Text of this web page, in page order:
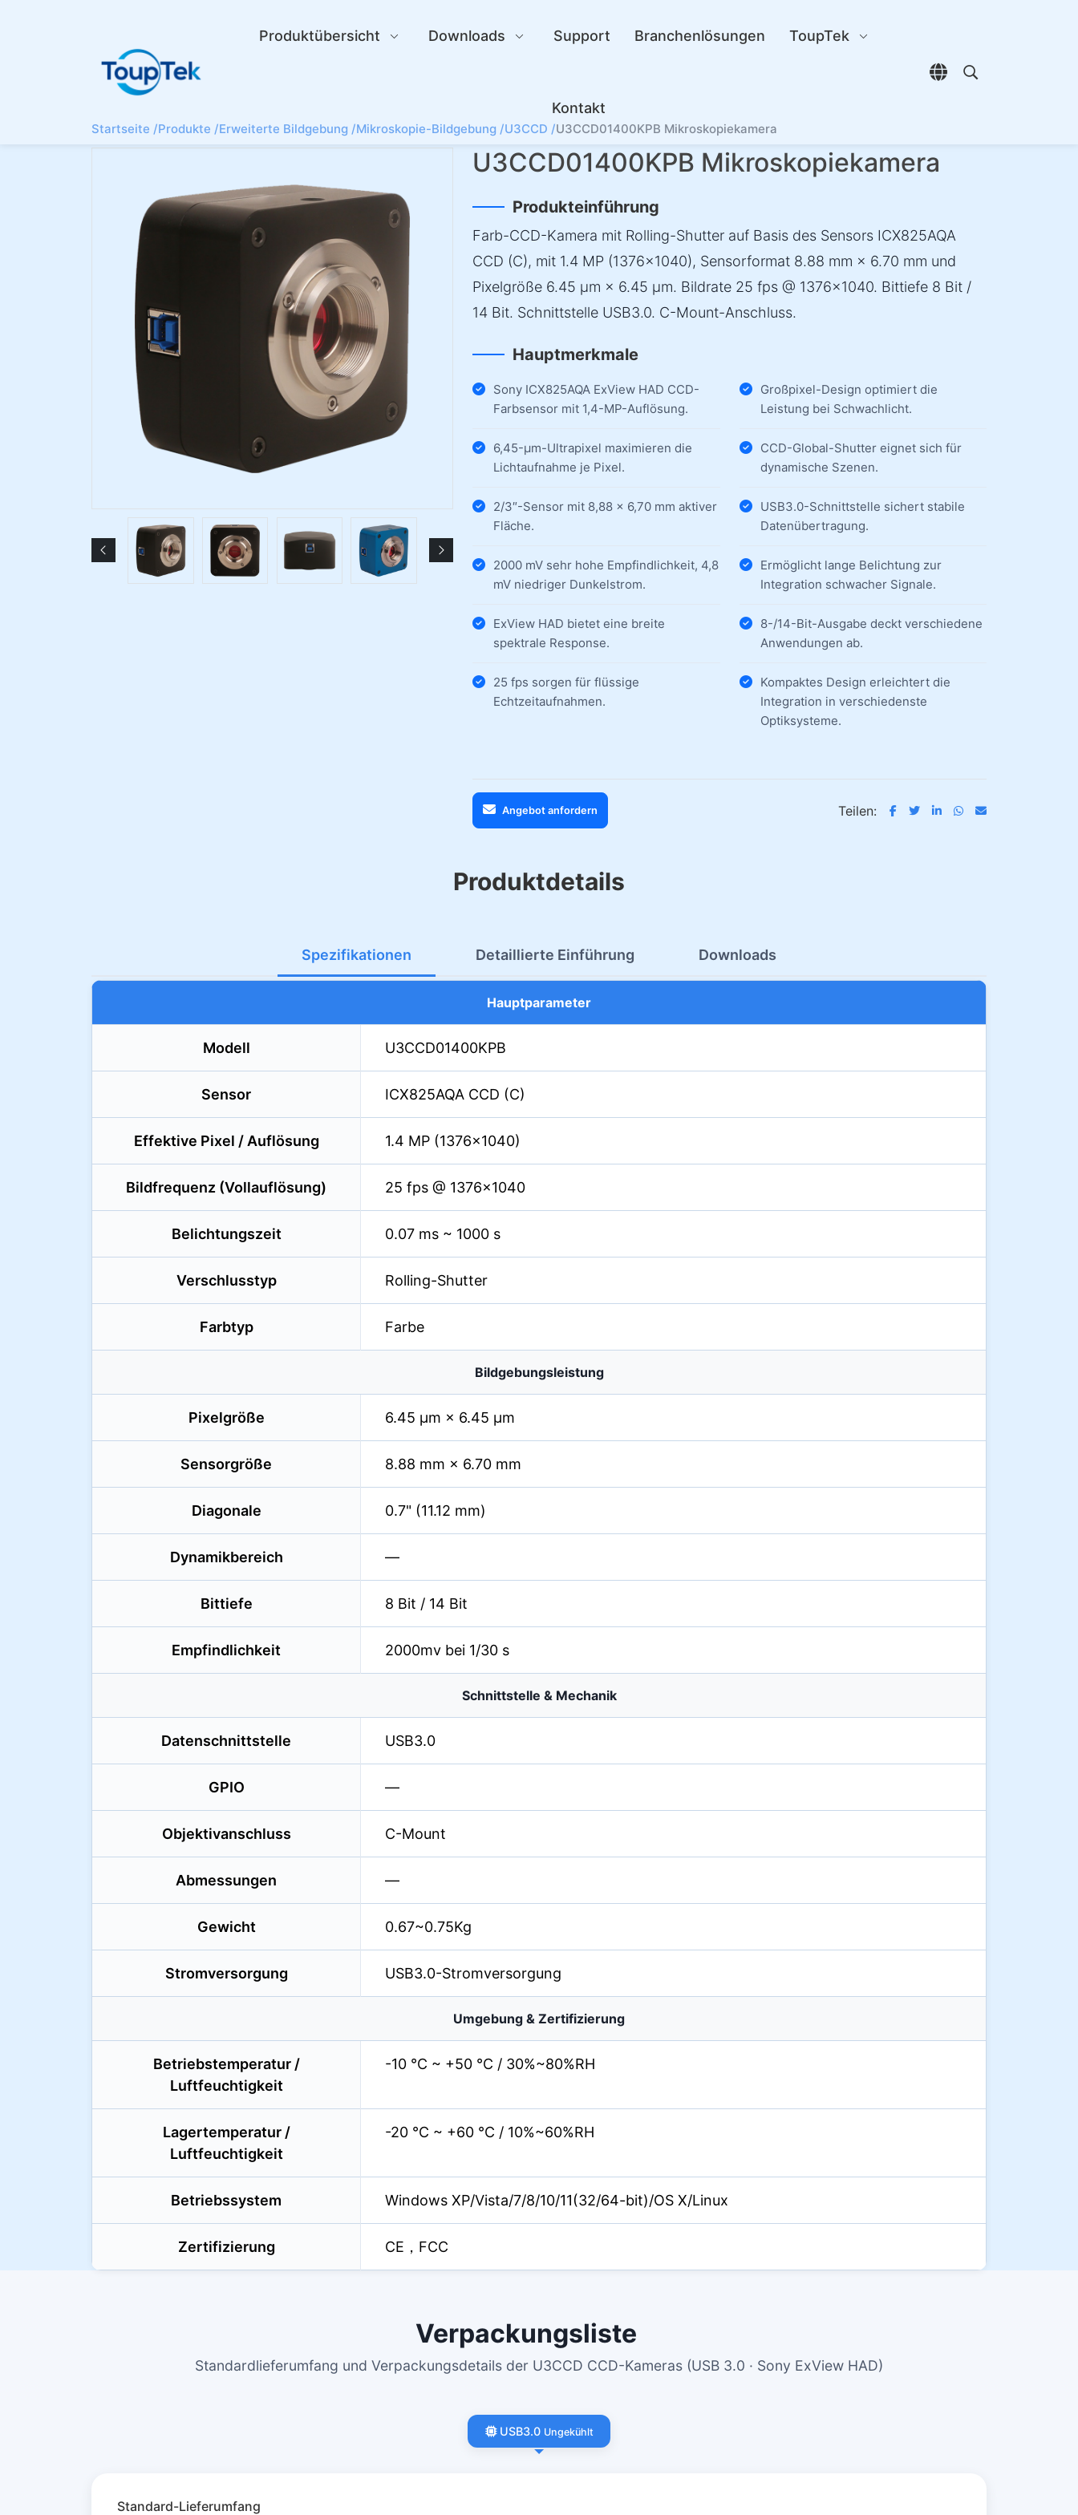
Produktübersicht Downloads Support Branchenlösungen ToupTek
Kontakt
Sprachauswahl
Open search
Startseite /Produkte /Erweiterte Bildgebung /Mikroskopie-Bildgebung /U3CCD /U3CCD01400KPB Mikroskopiekamera
U3CCD01400KPB Mikroskopiekamera
Produkteinführung
Farb-CCD-Kamera mit Rolling-Shutter auf Basis des Sensors ICX825AQA
CCD (C), mit 1.4 MP (1376×1040), Sensorformat 8.88 mm × 6.70 mm und
Pixelgröße 6.45 µm × 6.45 µm. Bildrate 25 fps @ 1376×1040. Bittiefe 8 Bit /
14 Bit. Schnittstelle USB3.0. C-Mount-Anschluss.
Hauptmerkmale
Sony ICX825AQA ExView HAD CCD-
Farbsensor mit 1,4-MP-Auflösung.
6,45-µm-Ultrapixel maximieren die
Lichtaufnahme je Pixel.
2/3″-Sensor mit 8,88 × 6,70 mm aktiver
Fläche.
2000 mV sehr hohe Empfindlichkeit, 4,8
mV niedriger Dunkelstrom.
ExView HAD bietet eine breite
spektrale Response.
25 fps sorgen für flüssige
Echtzeitaufnahmen.
Großpixel-Design optimiert die
Leistung bei Schwachlicht.
CCD-Global-Shutter eignet sich für
dynamische Szenen.
USB3.0-Schnittstelle sichert stabile
Datenübertragung.
Ermöglicht lange Belichtung zur
Integration schwacher Signale.
8-/14-Bit-Ausgabe deckt verschiedene
Anwendungen ab.
Kompaktes Design erleichtert die
Integration in verschiedenste
Optiksysteme.
Angebot anfordern Teilen:
Produktdetails
Spezifikationen Detaillierte Einführung Downloads
Hauptparameter
Modell U3CCD01400KPB
Sensor ICX825AQA CCD (C)
Effektive Pixel / Auflösung 1.4 MP (1376×1040)
Bildfrequenz (Vollauflösung) 25 fps @ 1376×1040
Belichtungszeit 0.07 ms ~ 1000 s
Verschlusstyp Rolling-Shutter
Farbtyp Farbe
Bildgebungsleistung
Pixelgröße 6.45 µm × 6.45 µm
Sensorgröße 8.88 mm × 6.70 mm
Diagonale 0.7" (11.12 mm)
Dynamikbereich —
Bittiefe 8 Bit / 14 Bit
Empfindlichkeit 2000mv bei 1/30 s
Schnittstelle & Mechanik
Datenschnittstelle USB3.0
GPIO —
Objektivanschluss C-Mount
Abmessungen —
Gewicht 0.67~0.75Kg
Stromversorgung USB3.0-Stromversorgung
Umgebung & Zertifizierung
Betriebstemperatur /
Luftfeuchtigkeit
-10 °C ~ +50 °C / 30%~80%RH
Lagertemperatur /
Luftfeuchtigkeit
-20 °C ~ +60 °C / 10%~60%RH
Betriebssystem Windows XP/Vista/7/8/10/11(32/64-bit)/OS X/Linux
Zertifizierung CE，FCC
Verpackungsliste
Standardlieferumfang und Verpackungsdetails der U3CCD CCD-Kameras (USB 3.0 · Sony ExView HAD)
USB3.0 Ungekühlt
Standard-Lieferumfang